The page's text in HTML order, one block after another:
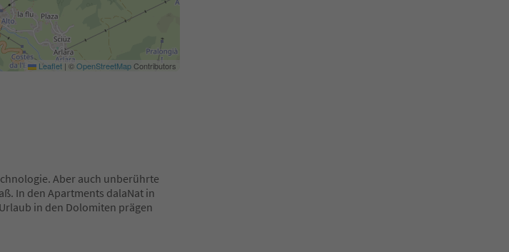
Leaflet | ©OpenStreetMapContributors
Aber auch unberührte
In den Apartments dalaNat in
in den Dolomiten prägen